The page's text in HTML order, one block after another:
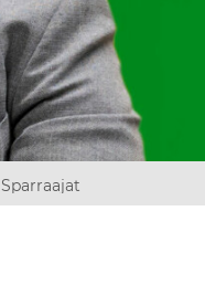
Sparraajat